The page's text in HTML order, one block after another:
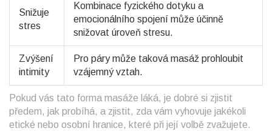
Snižuje
stres
Kombinace fyzického dotyku a
emocionálního spojení může účinně
snižovat úroveň stresu.
Zvýšení
intimity
Pro páry může taková masáž prohloubit
vzájemný vztah.
Pokud vás tato forma masáže láká, je dobré si zjistit
předem, jak probíhá, a zjistit, zda vám vyhovuje jakékoli
etické nebo osobní hranice, které při její volbě zvažujete.